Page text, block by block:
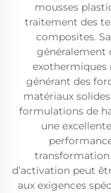
mousses
traitement des
composites.
généralement
exothermiques
générant des
matériaux
formulations de
une
transformation
d’activation peut
aux exigences